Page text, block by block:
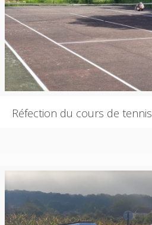
Réfection du cours de tennis